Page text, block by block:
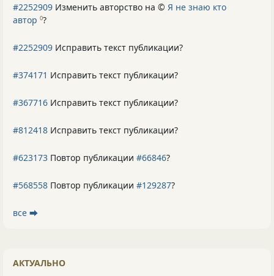
#2252909 Изменить авторство на © Я не знаю кто
автор 0?
#2252909 Исправить текст публикации?
#374171 Исправить текст публикации?
#367716 Исправить текст публикации?
#812418 Исправить текст публикации?
#623173 Повтор публикации #66846?
#568558 Повтор публикации #129287?
все ⮕
АКТУАЛЬНО